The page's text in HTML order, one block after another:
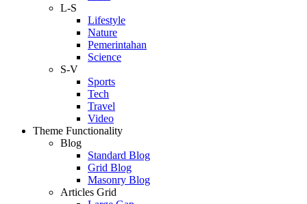
L-S
Lifestyle
Nature
Pemerintahan
Science
S-V
Sports
Tech
Travel
Video
Theme Functionality
Blog
Standard Blog
Grid Blog
Masonry Blog
Articles Grid